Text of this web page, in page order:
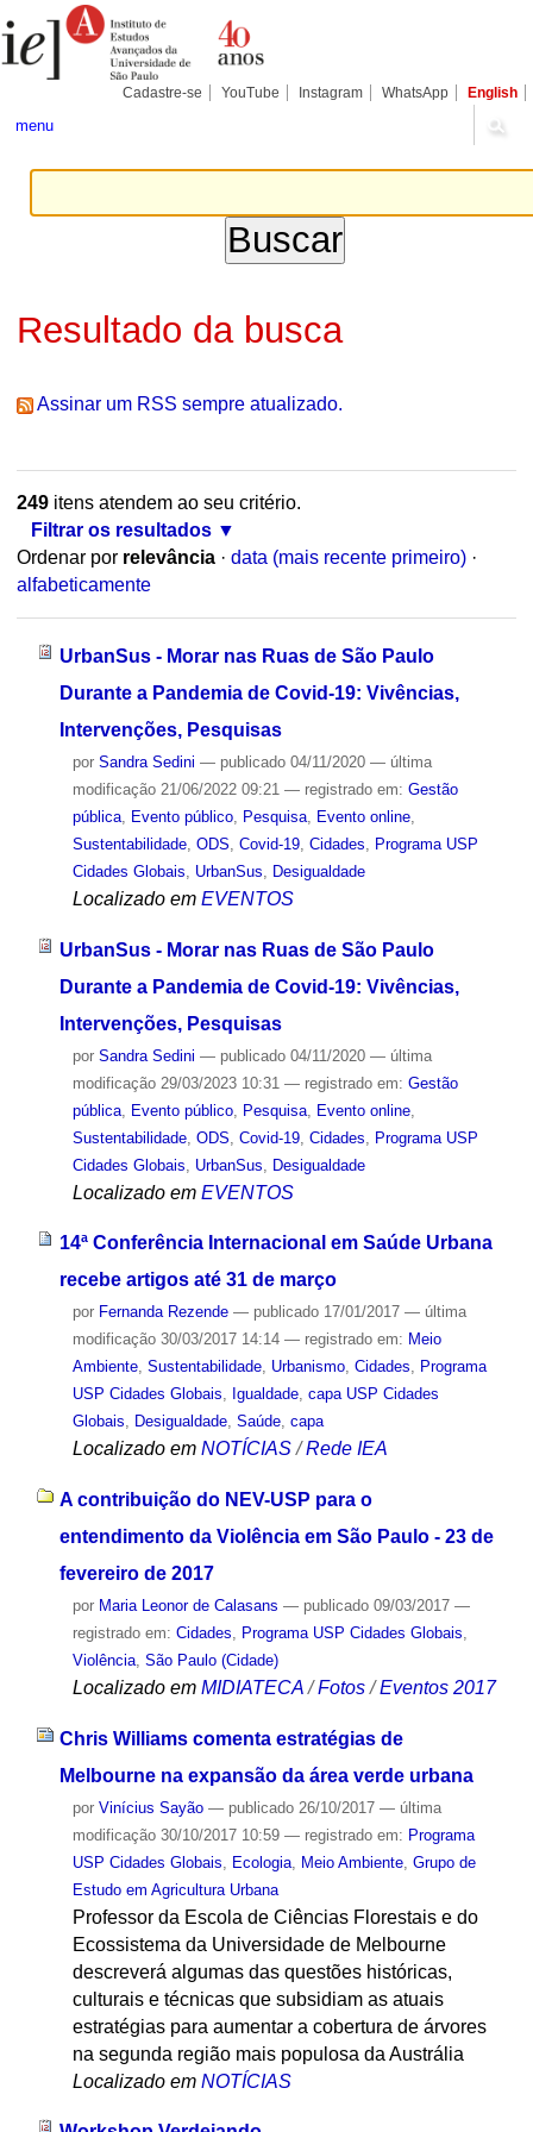
para
conteúdo.
Pessoais
Cadastre-se YouTube Instagram WhatsApp English
menu
Resultado da busca
Assinar um RSS sempre atualizado.
249itens atendem ao seu critério.
Filtrar os resultados
Ordenar por relevância · data (mais recente primeiro) ·
alfabeticamente
UrbanSus - Morar nas Ruas de São Paulo
Durante a Pandemia de Covid-19: Vivências,
Intervenções, Pesquisas
por Sandra Sedini — publicado04/11/2020 — última
modificação21/06/2022 09:21 — registrado em: Gestão
pública, Evento público, Pesquisa, Evento online,
Sustentabilidade, ODS Covid-19, Cidades
Programa USP
Cidades Globais
UrbanSus Desigualdade
Localizado em EVENTOS
UrbanSus - Morar nas Ruas de São Paulo
Durante a Pandemia de Covid-19: Vivências,
Intervenções, Pesquisas
por Sandra Sedini — publicado04/11/2020 — última
modificação29/03/2023 10:31 — registrado em: Gestão
pública, Evento público, Pesquisa, Evento online,
Sustentabilidade, ODS Covid-19, Cidades
Programa USP
Cidades Globais
UrbanSus Desigualdade
Localizado em EVENTOS
14ª Conferência Internacional em Saúde Urbana
recebe artigos até 31 de março
por Fernanda Rezende — publicado17/01/2017 — última
modificação30/03/2017 14:14 — registrado em: Meio
Ambiente, Sustentabilidade, Urbanismo, Cidades, Programa
USP Cidades Globais, Igualdade, capa USP Cidades
Globais, Desigualdade, Saúde, capa
Localizado em NOTÍCIAS /Rede IEA
A contribuição do NEV-USP para o
entendimento da Violência em São Paulo - 23 de
fevereiro de 2017
por Maria Leonor de Calasans — publicado09/03/2017 —
registrado em: Cidades, Programa USP Cidades Globais,
Violência, São Paulo (Cidade)
Localizado em MIDIATECA /Fotos /Eventos 2017
Chris Williams comenta estratégias de
Melbourne na expansão da área verde urbana
por Vinícius Sayão — publicado26/10/2017 — última
modificação30/10/2017 10:59 — registrado em: Programa
USP Cidades Globais
Ecologia, Meio Ambiente, Grupo de
Estudo em Agricultura Urbana
Professor da Escola de Ciências Florestais e do
Ecossistema da Universidade de Melbourne
descreverá algumas das questões históricas,
culturais e técnicas que subsidiam as atuais
estratégias para aumentar a cobertura de árvores
na segunda região mais populosa da Austrália
Localizado em NOTÍCIAS